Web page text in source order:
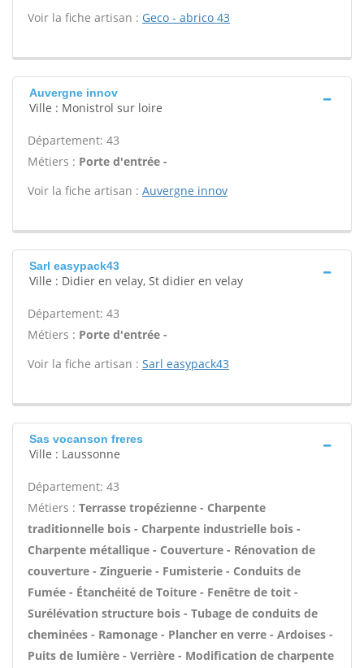
Voir la fiche artisan : Geco - abrico 43
Auvergne innov
Ville : Monistrol sur loire
Département: 43
Métiers : Porte d'entrée -
Voir la fiche artisan : Auvergne innov
Sarl easypack43
Ville : Didier en velay, St didier en velay
Département: 43
Métiers : Porte d'entrée -
Voir la fiche artisan : Sarl easypack43
Sas vocanson freres
Ville : Laussonne
Département: 43
Métiers : Terrasse tropézienne - Charpente
traditionnelle bois - Charpente industrielle bois -
Charpente métallique - Couverture - Rénovation de
couverture - Zinguerie - Fumisterie - Conduits de
Fumée - Étanchéité de Toiture - Fenêtre de toit -
Surélévation structure bois - Tubage de conduits de
cheminées - Ramonage - Plancher en verre - Ardoises -
Puits de lumière - Verrière - Modification de charpente